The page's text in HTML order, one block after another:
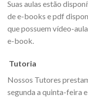
Suas aulas estão
de e-books e pdf
que possuem vídeo-
e-book.
Tutoria
Nossos Tutores
segunda a quinta-feira